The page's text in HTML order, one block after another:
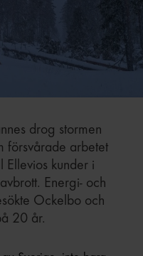
drog stormen
försvårade arbetet
Ellevios kunder i
Energi- och
Ockelbo och
20 år.